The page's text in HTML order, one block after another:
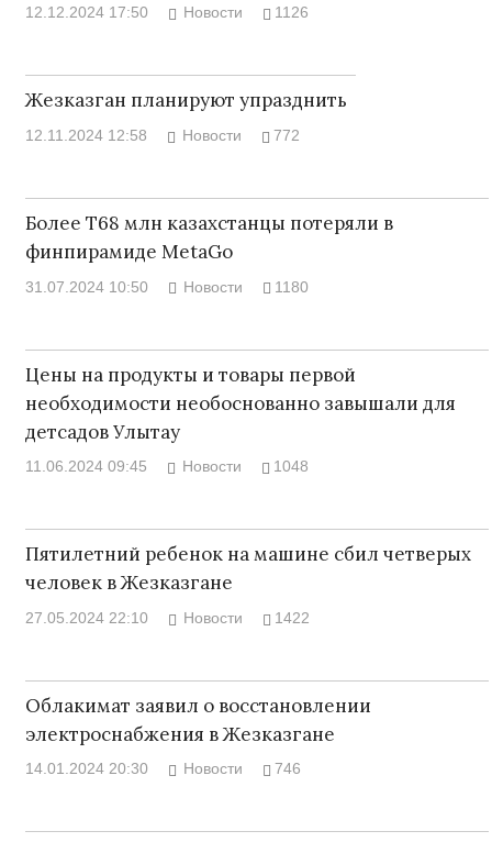
12.12.2024 17:50 Новости 1126
Жезказган планируют упразднить
12.11.2024 12:58 Новости 772
Более Т68 млн казахстанцы потеряли в
финпирамиде MetaGo
31.07.2024 10:50 Новости 1180
Цены на продукты и товары первой
необходимости необоснованно завышали для
детсадов Улытау
11.06.2024 09:45 Новости 1048
Пятилетний ребенок на машине сбил четверых
человек в Жезказгане
27.05.2024 22:10 Новости 1422
Облакимат заявил о восстановлении
электроснабжения в Жезказгане
14.01.2024 20:30 Новости 746